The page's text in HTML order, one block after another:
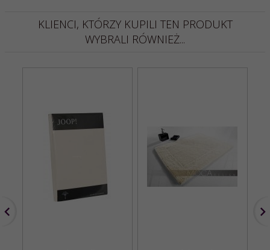
KLIENCI, KTÓRZY KUPILI TEN PRODUKT
WYBRALI RÓWNIEŻ...